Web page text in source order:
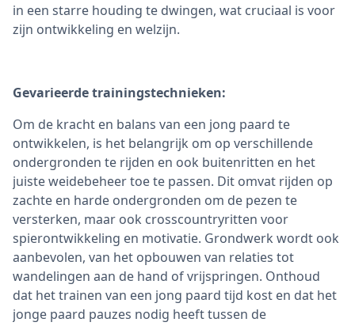
in een starre houding te dwingen, wat cruciaal is voor
zijn ontwikkeling en welzijn.
Gevarieerde trainingstechnieken:
Om de kracht en balans van een jong paard te
ontwikkelen, is het belangrijk om op verschillende
ondergronden te rijden en ook buitenritten en het
juiste weidebeheer toe te passen. Dit omvat rijden op
zachte en harde ondergronden om de pezen te
versterken, maar ook crosscountryritten voor
spierontwikkeling en motivatie. Grondwerk wordt ook
aanbevolen, van het opbouwen van relaties tot
wandelingen aan de hand of vrijspringen. Onthoud
dat het trainen van een jong paard tijd kost en dat het
jonge paard pauzes nodig heeft tussen de